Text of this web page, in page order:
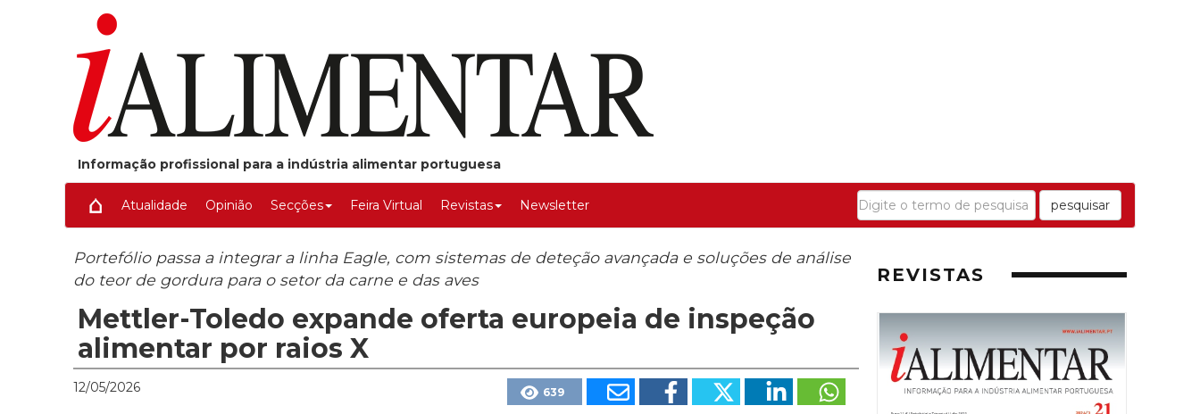
Informação profissional para a indústria alimentar portuguesa
Atualidade Opinião Secções Feira Virtual Revistas Newsletter pesquisar
Portefólio passa a integrar a linha Eagle, com sistemas de deteção avançada e soluções de análise
do teor de gordura para o setor da carne e das aves
Mettler-Toledo expande oferta europeia de inspeção
alimentar por raios X
12/05/2026 639
REVISTAS